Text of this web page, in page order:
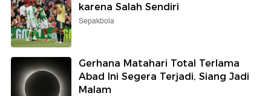
karena Salah Sendiri
Sepakbola
Gerhana Matahari Total Terlama
Abad Ini Segera Terjadi, Siang Jadi
Malam